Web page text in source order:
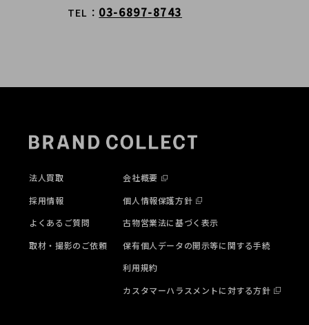
TEL 03-6897-8743
法人買取
採用情報
よくあるご質問
取材・撮影のご依頼
会社概要
個人情報保護方針
古物営業法に基づく表示
保有個人データの開示等に関する手続
利用規約
カスタマーハラスメントに対する方針